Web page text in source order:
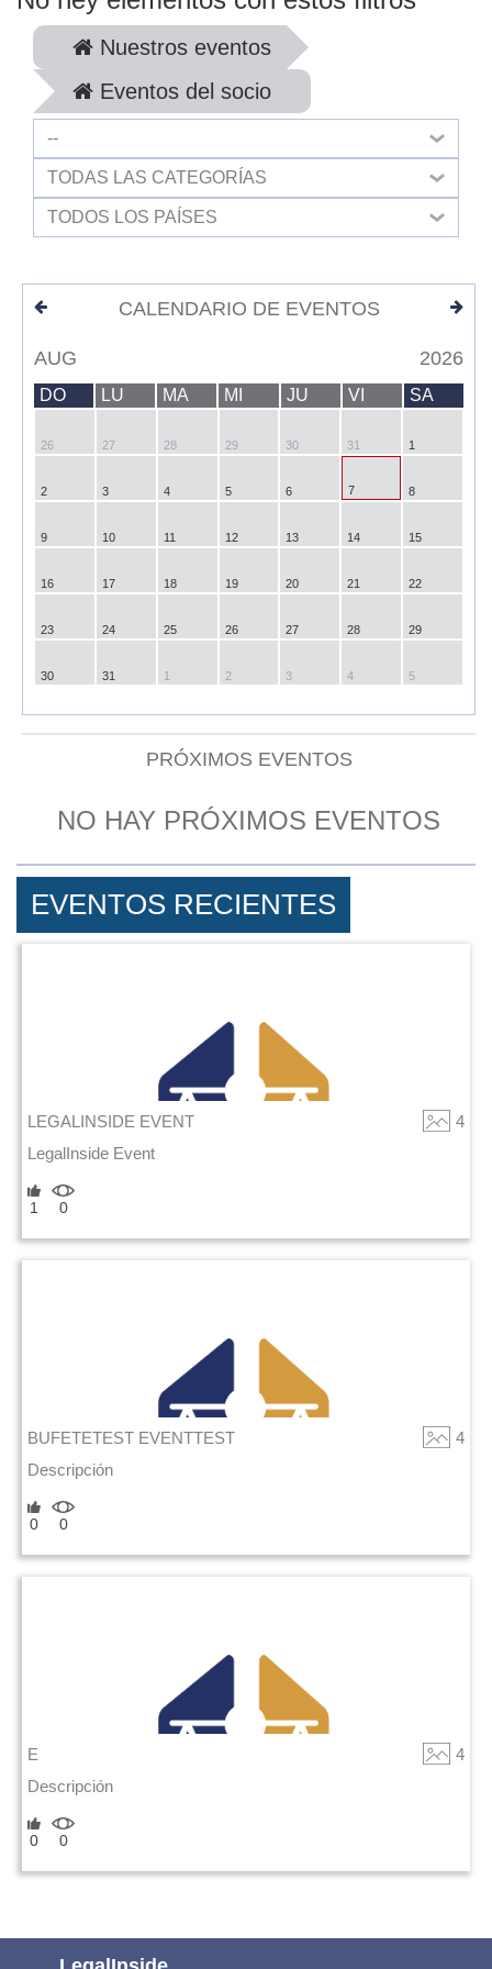
Nuestros eventos
Eventos del socio
--
TODAS LAS CATEGORÍAS
TODOS LOS PAÍSES
CALENDARIO DE EVENTOS
AUG 2026
DO LU MA MI JU VI SA
26 27 28 29 30 31 1
2 3 4 5 6 7 8
9 10 11 12 13 14 15
16 17 18 19 20 21 22
23 24 25 26 27 28 29
30 31 1 2 3 4 5
PRÓXIMOS EVENTOS
NO HAY PRÓXIMOS EVENTOS
EVENTOS RECIENTES
LEGALINSIDE EVENT
4
LegalInside Event
1 0
BUFETETEST EVENTTEST
4
Descripción
0 0
E
4
Descripción
0 0